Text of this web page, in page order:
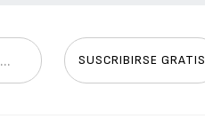
SUSCRIBIRSE GRATIS